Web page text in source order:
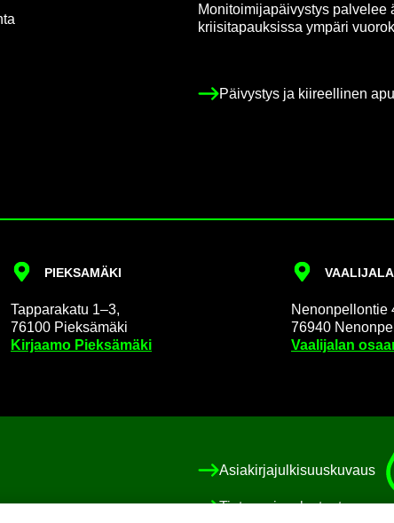
Mo­ni­toi­mi­ja­päi­vys­tys pal­ve­lee
krii­si­ta­pauk­sis­sa ym­pä­ri
Päi­vys­tys ja kii­reel­li­nen apu
PIEK­SA­MÄ­KI
Tap­pa­ra­ka­tu 1–3,
76100 Piek­sä­mä­ki
Kir­jaa­mo Piek­sä­mä­ki
VAA­LI­JA­LA
Ne­non­pel­lon­tie
76940
Vaa­li­ja­lan
Asia­kir­ja­jul­ki­suus­ku­vaus
Tie­to­suo­ja­se­los­teet